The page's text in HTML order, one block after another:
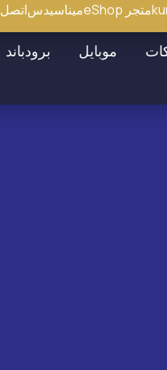
متجر eShop ميناسيدساتصل
موبايل برودباند